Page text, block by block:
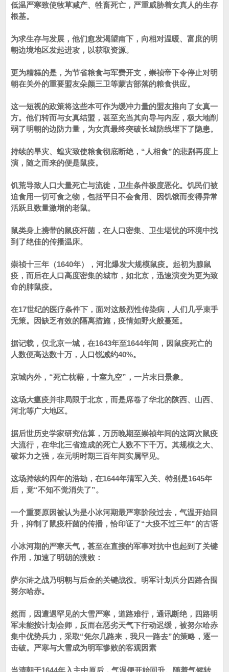
低温严寒致使牧草减产、牲畜死亡，严重威胁着女真人的生存
根基。
为求生存与发展，他们愈发渴望南下，向相对温暖、富庶的明
朝边境地区发起进攻，以获取资源。
更为糟糕的是，为节省粮食与军费开支，崇祯帝下令停止对明
朝在关外的重要盟友朵颜三卫等蒙古部落的粮食供应。
这一短视的政策将这些本可作为缓冲力量的盟友推向了女真一
方。他们转而与女真结盟，甚至充当其向导与内应，极大地削
弱了明朝的边防力量，为女真最终突破长城防线埋下了隐患。
持续的旱灾、蝗灾致使粮食彻底断绝，“人相食”的悲剧再度上
演，随之而来的便是鼠疫。
饥荒导致人口大量死亡与流徙，卫生条件极度恶化。饥民们被
迫食用一切可食之物，包括平日不会食用、因饥饿而变得异常
活跃且数量激增的老鼠。
鼠类身上携带的鼠疫杆菌，在人口密集、卫生堪忧的环境中找
到了绝佳的传播温床。
崇祯十三年（1640年），河北爆发大规模鼠疫。起初为腺鼠
疫，而后在人口高度密集的城市，如北京，迅速演变为更为致
命的肺鼠疫。
在17世纪的医疗条件下，面对这般烈性传染病，人们几乎束手
无策。因缺乏有效的隔离措施，疫情如野火般蔓延。
据记载，仅北京一城，在1643年至1644年间，因鼠疫死亡的
人数便高达数十万，人口锐减约40%。
京城内外，“死亡枕藉，十室九空”，一片末日景象。
这场大瘟疫并非局限于北京，而是席卷了华北的陕西、山西、
河北等广大地区。
据后世历史学家研究估算，万历晚期至崇祯年间的这两次鼠疫
大流行，在华北三省造成的死亡人数不下千万。其规模之大、
破坏力之强，在元明时期三百年间实属罕见。
这场持续约四年的浩劫，在1644年清军入关、特别是1645年
后，竟“不知不觉消失了”。
一个重要原因被认为是小冰河期最严寒阶段过去，气温开始回
升，抑制了鼠疫杆菌的传播，恰印证了“大疫不过三年”的古语
小冰河期的严寒天气，甚至在直接的军事对抗中也起到了关键
作用，加速了明朝的溃败：
萨尔浒之战乃明朝与后金的关键战役。明军计划兵分四路合围
努尔哈赤。
然而，因遭遇罕见的大雪严寒，道路难行，通讯断绝，四路明
军未能按计划会师，反而在恶劣天气下行动迟缓，被努尔哈赤
集中优势兵力，采取“凭尔几路来，我只一路去”的策略，逐一
击破。严寒与大雪成为明军惨败的客观因素
当清朝于1644年入主中原后，气温便开始回升。随着气候转